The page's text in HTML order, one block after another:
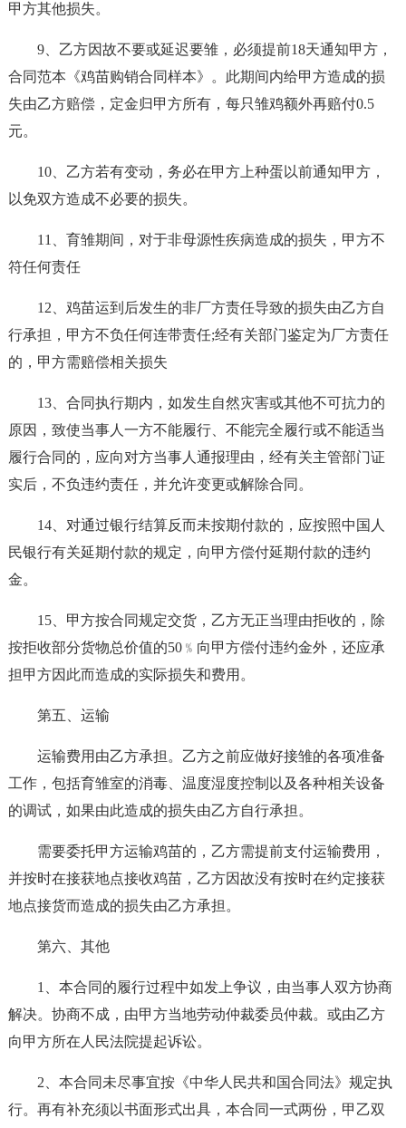
甲方其他损失。
9、乙方因故不要或延迟要雏，必须提前18天通知甲方，
合同范本《鸡苗购销合同样本》。此期间内给甲方造成的损
失由乙方赔偿，定金归甲方所有，每只雏鸡额外再赔付0.5
元。
10、乙方若有变动，务必在甲方上种蛋以前通知甲方，
以免双方造成不必要的损失。
11、育雏期间，对于非母源性疾病造成的损失，甲方不
符任何责任
12、鸡苗运到后发生的非厂方责任导致的损失由乙方自
行承担，甲方不负任何连带责任;经有关部门鉴定为厂方责任
的，甲方需赔偿相关损失
13、合同执行期内，如发生自然灾害或其他不可抗力的
原因，致使当事人一方不能履行、不能完全履行或不能适当
履行合同的，应向对方当事人通报理由，经有关主管部门证
实后，不负违约责任，并允许变更或解除合同。
14、对通过银行结算反而未按期付款的，应按照中国人
民银行有关延期付款的规定，向甲方偿付延期付款的违约
金。
15、甲方按合同规定交货，乙方无正当理由拒收的，除
按拒收部分货物总价值的50﹪向甲方偿付违约金外，还应承
担甲方因此而造成的实际损失和费用。
第五、运输
运输费用由乙方承担。乙方之前应做好接雏的各项准备
工作，包括育雏室的消毒、温度湿度控制以及各种相关设备
的调试，如果由此造成的损失由乙方自行承担。
需要委托甲方运输鸡苗的，乙方需提前支付运输费用，
并按时在接获地点接收鸡苗，乙方因故没有按时在约定接获
地点接货而造成的损失由乙方承担。
第六、其他
1、本合同的履行过程中如发上争议，由当事人双方协商
解决。协商不成，由甲方当地劳动仲裁委员仲裁。或由乙方
向甲方所在人民法院提起诉讼。
2、本合同未尽事宜按《中华人民共和国合同法》规定执
行。再有补充须以书面形式出具，本合同一式两份，甲乙双